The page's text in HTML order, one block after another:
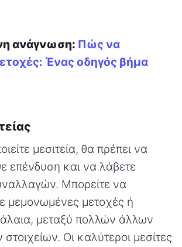
ανάγνωση: Πώς να
Ένας οδηγός βήμα
μεσιτεία, θα πρέπει να
επένδυση και να λάβετε
Μπορείτε να
μεμονωμένες μετοχές ή
μεταξύ πολλών άλλων
Οι καλύτεροι μεσίτες